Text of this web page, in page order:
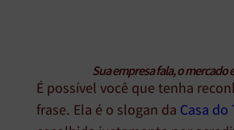
Sua empresa fala, o mercado
É possível você que tenha
frase. Ela é o slogan da Casa do